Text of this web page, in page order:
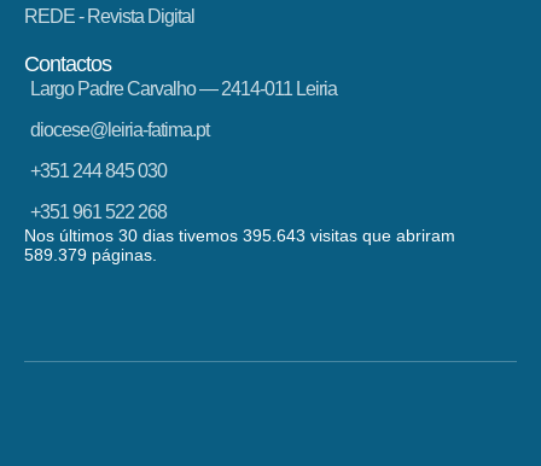
REDE - Revista Digital
Contactos
Largo Padre Carvalho — 2414-011 Leiria
diocese@leiria-fatima.pt
+351 244 845 030
+351 961 522 268
Nos últimos 30 dias tivemos 395.643 visitas que abriram
589.379 páginas.